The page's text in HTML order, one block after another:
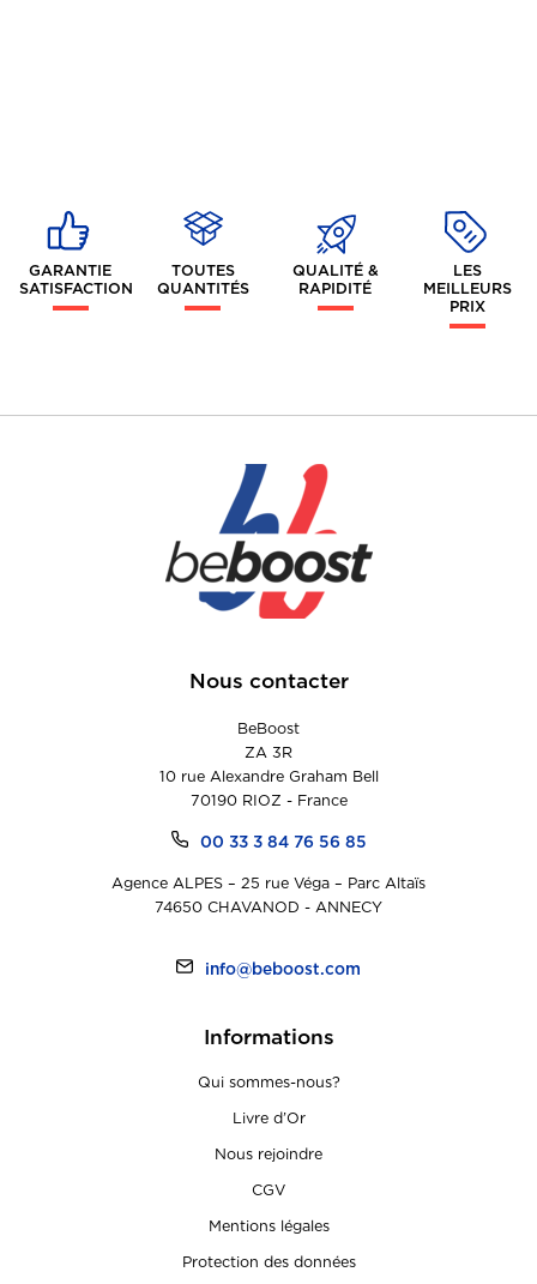
GARANTIE
SATISFACTION
TOUTES
QUANTITÉS
QUALITÉ &
RAPIDITÉ
LES
MEILLEURS
PRIX
Nous contacter
BeBoost
ZA 3R
10 rue Alexandre Graham Bell
70190 RIOZ - France
00 33 3 84 76 56 85
Agence ALPES – 25 rue Véga – Parc Altaïs
74650 CHAVANOD - ANNECY
info@beboost.com
Informations
Qui sommes-nous?
Livre d’Or
Nous rejoindre
CGV
Mentions légales
Protection des données